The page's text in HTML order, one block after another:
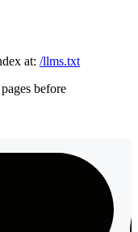
at: /llms.txt
before